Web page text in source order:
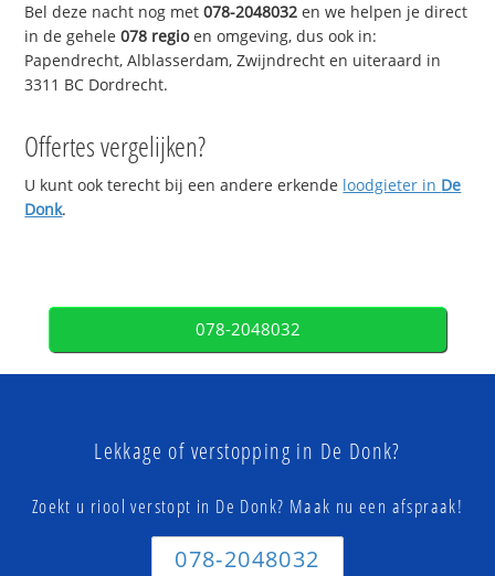
Bel deze nacht nog met078-2048032 en we helpen je direct
in de gehele078 regioen omgeving, dus ook in:
Papendrecht, Alblasserdam, Zwijndrecht en uiteraard in
3311 BC Dordrecht.
Offertes vergelijken?
U kunt ook terecht bij een andere erkende loodgieter in De
Donk.
078-2048032
Lekkage of verstopping in De Donk?
Zoekt u riool verstopt in De Donk? Maak nu een afspraak!
078-2048032